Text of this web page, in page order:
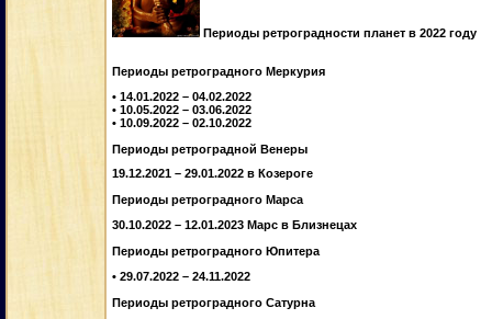
Периоды ретроградности планет в 2022 году
Периоды ретроградного Меркурия
• 14.01.2022 – 04.02.2022
• 10.05.2022 – 03.06.2022
• 10.09.2022 – 02.10.2022
Периоды ретроградной Венеры
19.12.2021 – 29.01.2022 в Козероге
Периоды ретроградного Марса
30.10.2022 – 12.01.2023 Марс в Близнецах
Периоды ретроградного Юпитера
• 29.07.2022 – 24.11.2022
Периоды ретроградного Сатурна